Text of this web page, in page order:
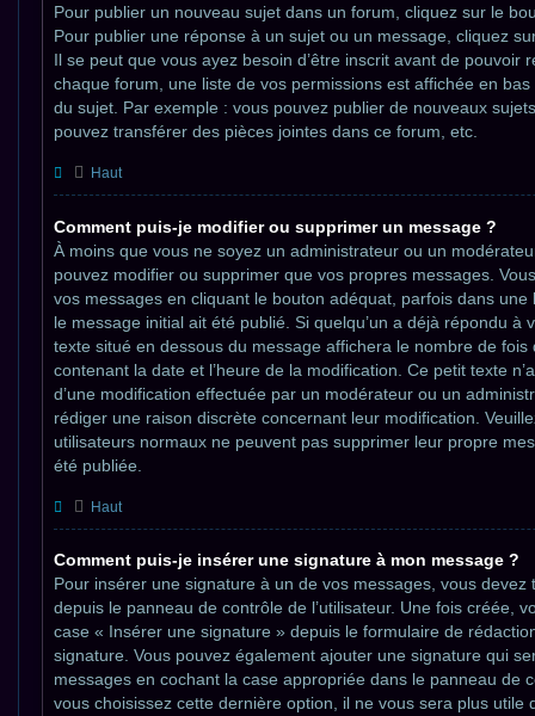
Pour publier un nouveau sujet dans un forum, cliquez sur le
Pour publier une réponse à un sujet ou un message, cliquez
Il se peut que vous ayez besoin d’être inscrit avant de pouvoir
chaque forum, une liste de vos permissions est affichée en bas
du sujet. Par exemple : vous pouvez publier de nouveaux
pouvez transférer des pièces jointes dans ce forum, etc.
Haut
Comment puis-je modifier ou supprimer un message ?
À moins que vous ne soyez un administrateur ou un
pouvez modifier ou supprimer que vos propres messages.
vos messages en cliquant le bouton adéquat, parfois dans
le message initial ait été publié. Si quelqu’un a déjà répondu à
texte situé en dessous du message affichera le nombre de fois
contenant la date et l’heure de la modification. Ce petit texte
d’une modification effectuée par un modérateur ou un
rédiger une raison discrète concernant leur modification.
utilisateurs normaux ne peuvent pas supprimer leur propre
été publiée.
Haut
Comment puis-je insérer une signature à mon message ?
Pour insérer une signature à un de vos messages, vous devez
depuis le panneau de contrôle de l’utilisateur. Une fois créée,
case « Insérer une signature » depuis le formulaire de
signature. Vous pouvez également ajouter une signature qui
messages en cochant la case appropriée dans le panneau de
vous choisissez cette dernière option, il ne vous sera plus utile